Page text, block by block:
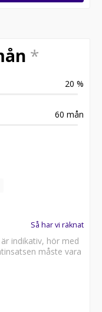
*
20 %
60 mån
Så har vi räknat
indikativ, hör med
måste vara